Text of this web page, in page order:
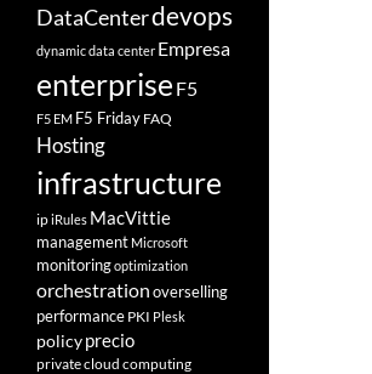
DataCenterdevops
dynamic data center Empresa
enterprise F5
F5 EM F5 Friday FAQ
Hosting
infrastructure
ipiRules MacVittie
management Microsoft
monitoringoptimization
orchestrationoverselling
performance PKI Plesk
policyprecio
private cloud computing